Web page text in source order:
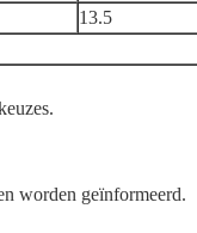
13.5
worden geïnformeerd.